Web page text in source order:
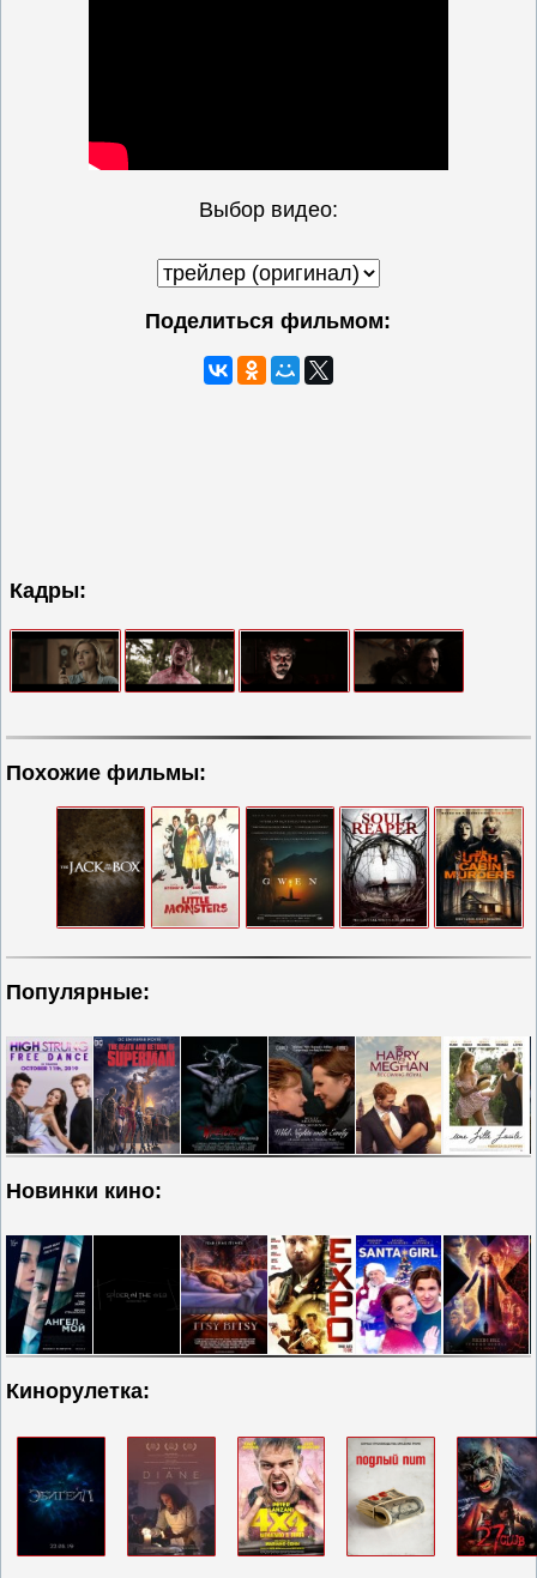
Выбор видео:
Поделиться фильмом:
Кадры:
Похожие фильмы:
Популярные:
Новинки кино:
Кинорулетка: